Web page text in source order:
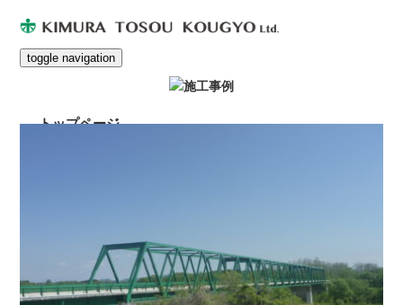
toggle navigation
トップページ
事業案内